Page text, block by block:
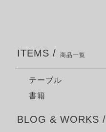
ITEMS / 商品一覧
テーブル
書籍
BLOG & WORKS /